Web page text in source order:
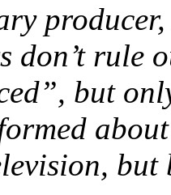
don’t rule
but